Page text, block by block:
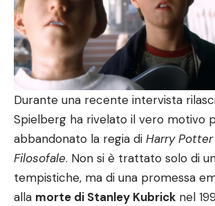
Durante una recente intervista
Spielberg ha rivelato il vero motivo
abbandonato la regia di Harry
Filosofale. Non si è trattato solo di
tempistiche, ma di una promessa
alla morte di Stanley Kubrick nel